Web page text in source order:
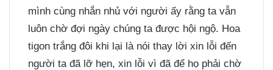
mình cùng nhắn nhủ với người ấy rằng ta vẫn
luôn chờ đợi ngày chúng ta được hội ngộ. Hoa
tigon trắng đôi khi lại là nói thay lời xin lỗi đến
người ta đã lỡ hẹn, xin lỗi vì đã để họ phải chờ